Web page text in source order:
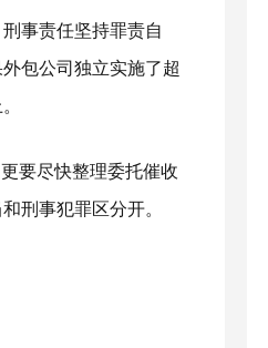
事责任坚持罪责自
包公司独立实施了超
要尽快整理委托催收
刑事犯罪区分开。